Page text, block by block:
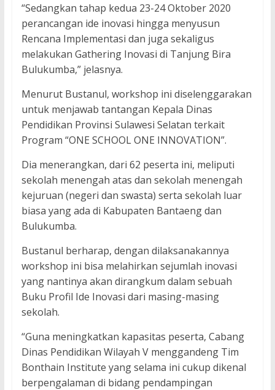
“Sedangkan tahap kedua 23-24 Oktober 2020
perancangan ide inovasi hingga menyusun
Rencana Implementasi dan juga sekaligus
melakukan Gathering Inovasi di Tanjung Bira
Bulukumba,” jelasnya.
Menurut Bustanul, workshop ini diselenggarakan
untuk menjawab tantangan Kepala Dinas
Pendidikan Provinsi Sulawesi Selatan terkait
Program “ONE SCHOOL ONE INNOVATION”.
Dia menerangkan, dari 62 peserta ini, meliputi
sekolah menengah atas dan sekolah menengah
kejuruan (negeri dan swasta) serta sekolah luar
biasa yang ada di Kabupaten Bantaeng dan
Bulukumba.
Bustanul berharap, dengan dilaksanakannya
workshop ini bisa melahirkan sejumlah inovasi
yang nantinya akan dirangkum dalam sebuah
Buku Profil Ide Inovasi dari masing-masing
sekolah.
“Guna meningkatkan kapasitas peserta, Cabang
Dinas Pendidikan Wilayah V menggandeng Tim
Bonthain Institute yang selama ini cukup dikenal
berpengalaman di bidang pendampingan